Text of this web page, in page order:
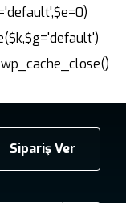
Sipariş Ver